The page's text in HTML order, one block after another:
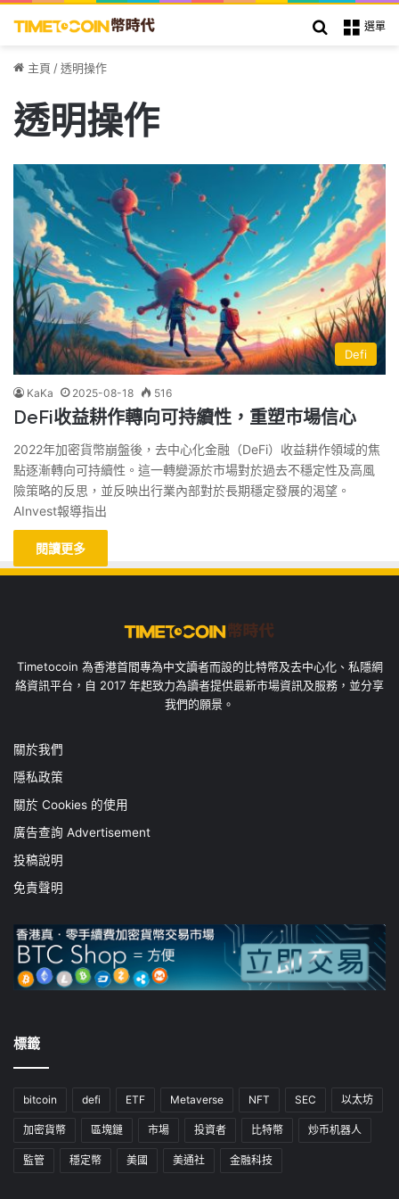
選單
搜索
主頁 /透明操作
透明操作
Defi
KaKa 2025-08-18 516
DeFi收益耕作轉向可持續性，重塑市場信心
2022年加密貨幣崩盤後，去中心化金融（DeFi）收益耕作領域的焦
點逐漸轉向可持續性。這一轉變源於市場對於過去不穩定性及高風
險策略的反思，並反映出行業內部對於長期穩定發展的渴望。
AInvest報導指出
閱讀更多
Timetocoin 為香港首間專為中文讀者而設的比特幣及去中心化、私隱網
絡資訊平台，自 2017 年起致力為讀者提供最新市場資訊及服務，並分享
我們的願景。
關於我們
隱私政策
關於 Cookies 的使用
廣告查詢 Advertisement
投稿說明
免責聲明
標籤
bitcoin defi ETF Metaverse NFT SEC 以太坊
加密貨幣 區塊鏈 市場 投資者 比特幣 炒币机器人
監管 穩定幣 美國 美通社 金融科技